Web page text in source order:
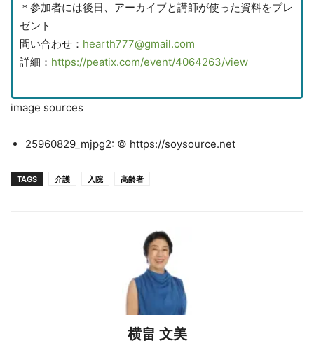
＊参加者には後日、アーカイブと講師が使った資料をプレ
ゼント
問い合わせ： hearth777@gmail.com
詳細： https://peatix.com/event/4064263/view
image sources
25960829_mjpg2: © https://soysource.net
TAGS 介護 入院 高齢者
横畠 文美